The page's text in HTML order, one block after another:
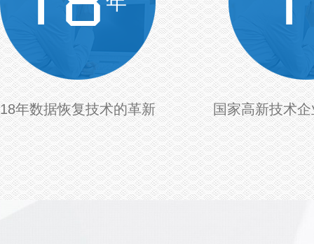
18年数据恢复技术的革新 国家高新技术